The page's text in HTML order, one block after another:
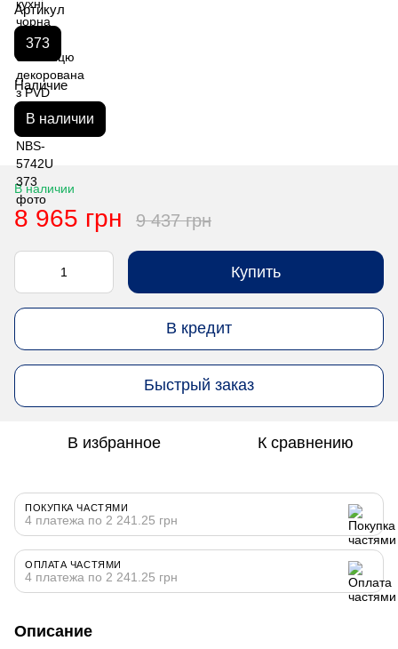
Артикул
373
Наличие
В наличии
В наличии
8 965 грн 9 437 грн
Купить
В кредит
Быстрый заказ
В избранное К сравнению
ПОКУПКА ЧАСТЯМИ
4 платежа по 2 241.25 грн
ОПЛАТА ЧАСТЯМИ
4 платежа по 2 241.25 грн
Описание